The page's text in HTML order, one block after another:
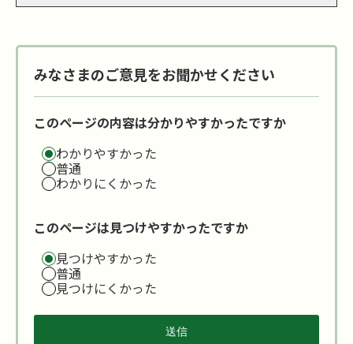
みなさまのご意見をお聞かせください
このページの内容は分かりやすかったですか
わかりやすかった
普通
わかりにくかった
このページは見つけやすかったですか
見つけやすかった
普通
見つけにくかった